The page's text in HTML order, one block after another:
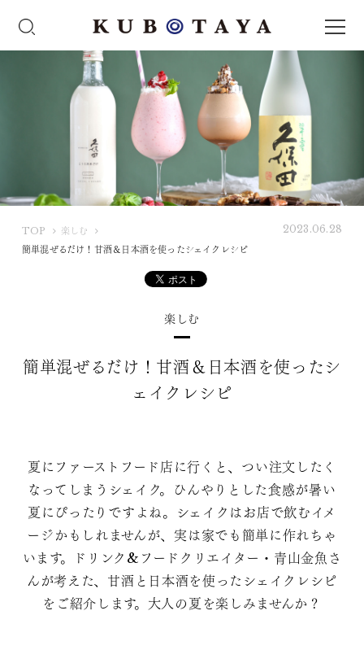
TOP
U
楽しむ
簡単混ぜるだけ！甘酒＆日本酒を使ったシェイクレシピ
2023.06.28
楽しむ
簡単混ぜるだけ！甘酒＆日本酒を使ったシ
ェイクレシピ
夏にファーストフード店に行くと、つい注文したく
なってしまうシェイク。ひんやりとした食感が暑い
夏にぴったりですよね。シェイクはお店で飲むイメ
ージかもしれませんが、実は家でも簡単に作れちゃ
います。ドリンク&フードクリエイター・青山金魚さ
んが考えた、甘酒と日本酒を使ったシェイクレシピ
をご紹介します。大人の夏を楽しみませんか？